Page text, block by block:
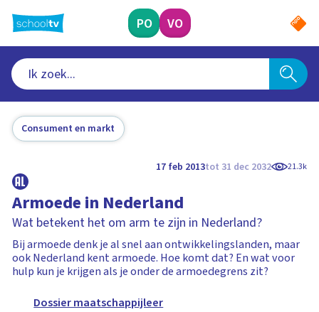
naar
hoofdinhoud
PO VO
Consument en markt
17 feb 2013tot 31 dec 2032 21.3k
Armoede in Nederland
Wat betekent het om arm te zijn in Nederland?
Bij armoede denk je al snel aan ontwikkelingslanden, maar
ook Nederland kent armoede. Hoe komt dat? En wat voor
hulp kun je krijgen als je onder de armoedegrens zit?
Dossier maatschappijleer